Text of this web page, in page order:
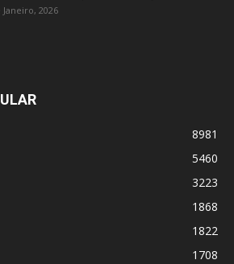
Janeiro, 2026
8981
5460
3223
1868
1822
1708